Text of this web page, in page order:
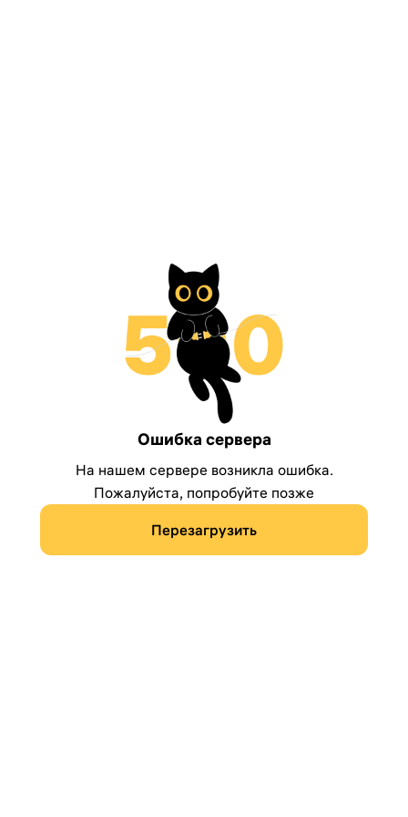
Ошибка сервера
На нашем сервере возникла ошибка.
Пожалуйста, попробуйте позже
Перезагрузить